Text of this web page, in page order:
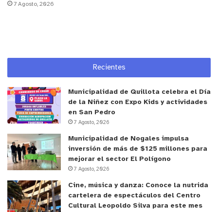
y tú, ¿qué opinas?
7 Agosto, 2026
Recientes
Municipalidad de Quillota celebra el Día
de la Niñez con Expo Kids y actividades
en San Pedro
7 Agosto, 2026
Municipalidad de Nogales impulsa
inversión de más de $125 millones para
mejorar el sector El Polígono
7 Agosto, 2026
Cine, música y danza: Conoce la nutrida
cartelera de espectáculos del Centro
Cultural Leopoldo Silva para este mes